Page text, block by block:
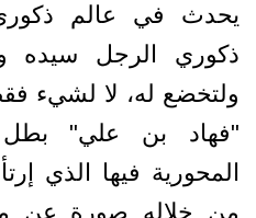
يحدث في عالم
ذكوري الرجل سيده
ولتخضع له، لا لشيء
"فهاد بن علي" بطل
المحورية فيها الذي
من خلاله صورة عن